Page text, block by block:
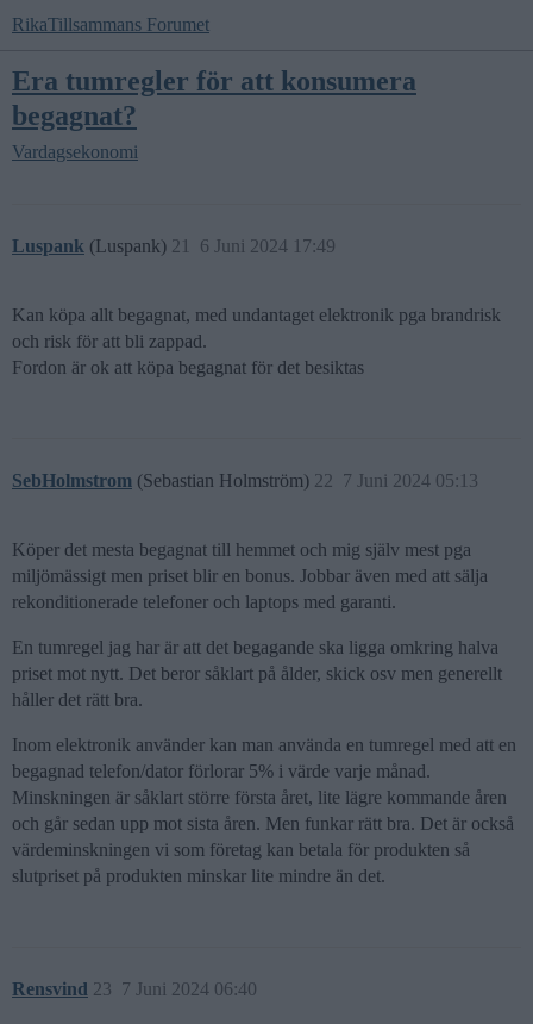
RikaTillsammans Forumet
Era tumregler för att konsumera
begagnat?
Vardagsekonomi
Luspank (Luspank) 6 Juni 2024 17:49
21
Kan köpa allt begagnat, med undantaget elektronik pga brandrisk
och risk för att bli zappad.
Fordon är ok att köpa begagnat för det besiktas
SebHolmstrom (Sebastian Holmström) 7 Juni 2024 05:13
22
Köper det mesta begagnat till hemmet och mig själv mest pga
miljömässigt men priset blir en bonus. Jobbar även med att sälja
rekonditionerade telefoner och laptops med garanti.
En tumregel jag har är att det begagande ska ligga omkring halva
priset mot nytt. Det beror såklart på ålder, skick osv men generellt
håller det rätt bra.
Inom elektronik använder kan man använda en tumregel med att en
begagnad telefon/dator förlorar 5% i värde varje månad.
Minskningen är såklart större första året, lite lägre kommande åren
och går sedan upp mot sista åren. Men funkar rätt bra. Det är också
värdeminskningen vi som företag kan betala för produkten så
slutpriset på produkten minskar lite mindre än det.
Rensvind 7 Juni 2024 06:40
23